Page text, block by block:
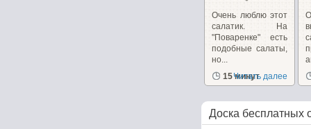
Очень люблю этот
салатик. На
"Поваренке" есть
подобные салаты,
но...
15 минут
Читать далее
Доска бесплатных